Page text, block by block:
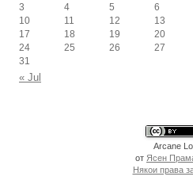
3
4 5 6
10
11 12 13
17
18 19 20
24
25 26 27
31
« Jul
Arcane
от Ясен
Някои права